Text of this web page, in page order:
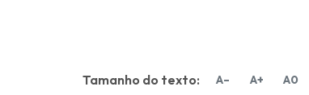
Tamanho do texto: A– A+ A0